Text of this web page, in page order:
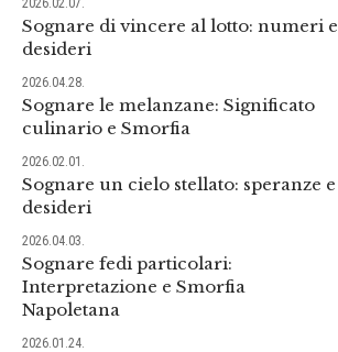
Sognare di vincere al lotto: numeri e
desideri
2026.04.28.
Sognare le melanzane: Significato
culinario e Smorfia
2026.02.01.
Sognare un cielo stellato: speranze e
desideri
2026.04.03.
Sognare fedi particolari:
Interpretazione e Smorfia
Napoletana
2026.01.24.